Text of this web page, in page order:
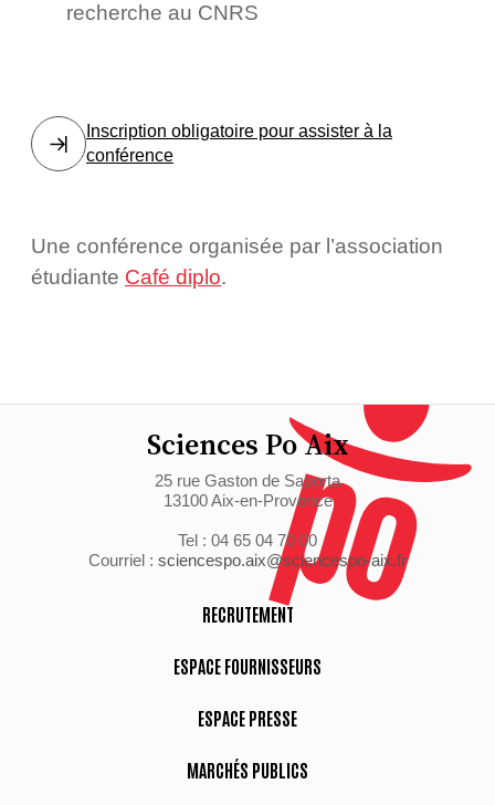
recherche au CNRS
Inscription obligatoire pour assister à la
conférence
Une conférence organisée par l’association
étudiante Café diplo.
Sciences Po Aix
25 rue Gaston de Saporta
13100 Aix-en-Provence
Tel : 04 65 04 70 00
Courriel : sciencespo.aix@sciencespo-aix.fr
RECRUTEMENT
ESPACE FOURNISSEURS
ESPACE PRESSE
MARCHÉS PUBLICS